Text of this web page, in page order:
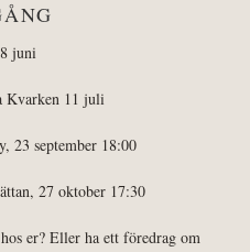
juni
Kvarken 11 juli
23 september 18:00
27 oktober 17:30
er? Eller ha ett föredrag om